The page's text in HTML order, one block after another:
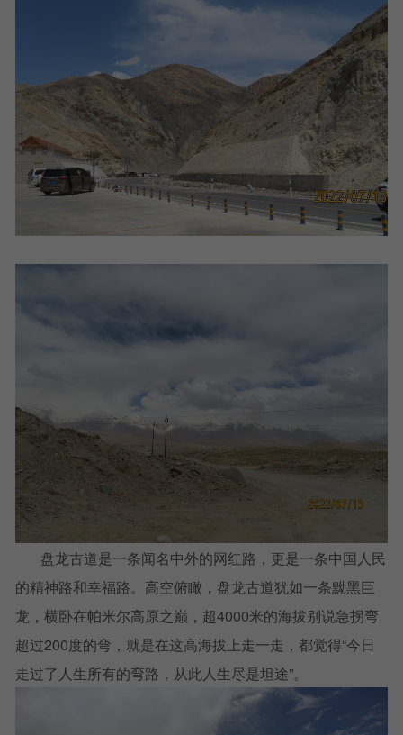
盘龙古道是一条闻名中外的网红路，更是一条中国人民
的精神路和幸福路。高空俯瞰，盘龙古道犹如一条黝黑巨
龙，横卧在帕米尔高原之巅，超4000米的海拔别说急拐弯
超过200度的弯，就是在这高海拔上走一走，都觉得“今日
走过了人生所有的弯路，从此人生尽是坦途”。